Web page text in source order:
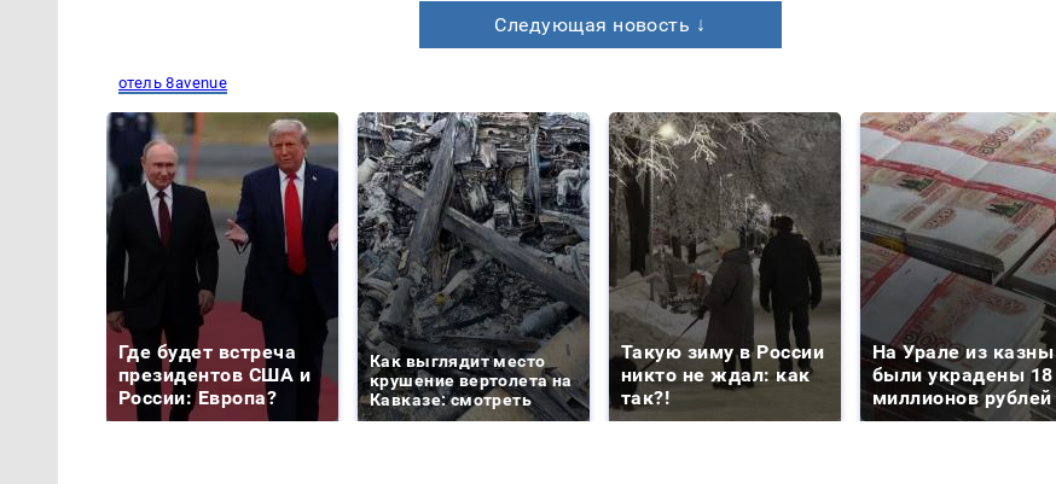
Следующая новость ↓
отель 8avenue
Где будет встреча
президентов США и
России: Европа?
Как выглядит место
крушение вертолета на
Кавказе: смотреть
Такую зиму в России
никто не ждал: как
так?!
На Урале из казны
были украдены 18
миллионов рублей